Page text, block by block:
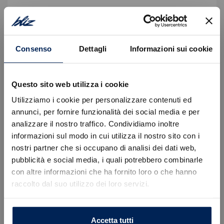
Consenso Dettagli Informazioni sui cookie
Questo sito web utilizza i cookie
Utilizziamo i cookie per personalizzare contenuti ed
annunci, per fornire funzionalità dei social media e per
analizzare il nostro traffico. Condividiamo inoltre
informazioni sul modo in cui utilizza il nostro sito con i
nostri partner che si occupano di analisi dei dati web,
pubblicità e social media, i quali potrebbero combinarle
con altre informazioni che ha fornito loro o che hanno
raccolto dal suo utilizzo dei loro servizi.
Accetta tutti
Autovettura immatricolata in pronta consegna.
Prezzo valido con finanziamento Stellantis Financial
Services escluso del Passaggio di proprietà ed
ulteriori spese.
Per informazioni e preventivi personalizzati La
invitiamo a prendere appuntamento con un nostro
consulente dedicato:
• Sede di Gorizia, Via Terza Armata 180/129 | +39
Errore
Caricamento veicoli non riuscito